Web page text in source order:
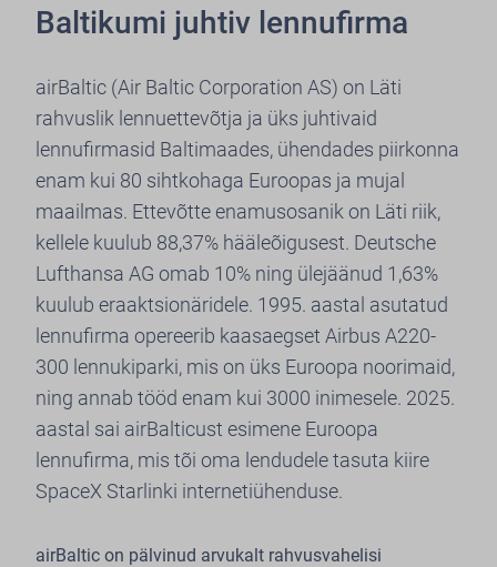
Baltikumi juhtiv lennufirma
airBaltic (Air Baltic Corporation AS) on Läti
rahvuslik lennuettevõtja ja üks juhtivaid
lennufirmasid Baltimaades, ühendades piirkonna
enam kui 80 sihtkohaga Euroopas ja mujal
maailmas. Ettevõtte enamusosanik on Läti riik,
kellele kuulub 88,37% hääleõigusest. Deutsche
Lufthansa AG omab 10% ning ülejäänud 1,63%
kuulub eraaktsionäridele. 1995. aastal asutatud
lennufirma opereerib kaasaegset Airbus A220-
300 lennukiparki, mis on üks Euroopa noorimaid,
ning annab tööd enam kui 3000 inimesele. 2025.
aastal sai airBalticust esimene Euroopa
lennufirma, mis tõi oma lendudele tasuta kiire
SpaceX Starlinki internetiühenduse.
airBaltic on pälvinud arvukalt rahvusvahelisi